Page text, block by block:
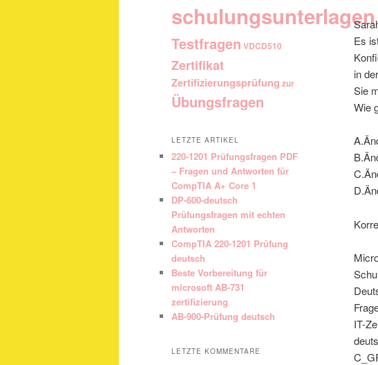
Es
in
Sie
Wie
IT-
schulungsunterlagen
Testfragen VDCD510
Zertifikat
Zertifizierungsprüfung zur
Übungsfragen
LETZTE ARTIKEL
220-1201 Prüfungsfragen PDF
– Fragen und Antworten für
CompTIA A+ Core 1
DP-600-deutsch
Prüfungsfragen mit echten
Antworten
CompTIA 220-1201 Prüfung
deutsch
Beste Vorbereitung für
microsoft AB-731
zertifizierung
AB-900-Prüfung deutsch
LETZTE KOMMENTARE